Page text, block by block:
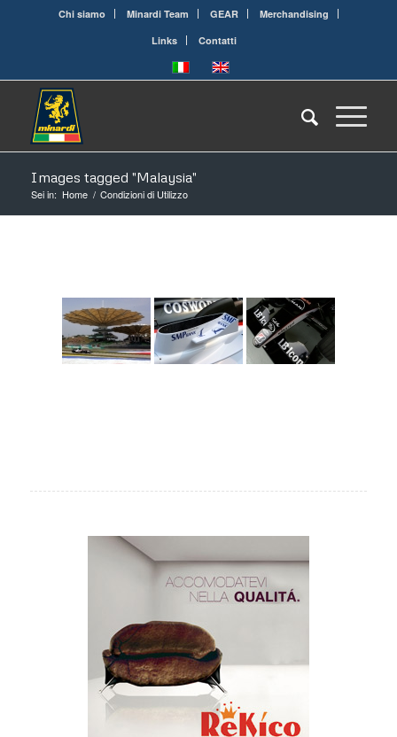
Chi siamo Minardi Team GEAR
Merchandising
Links
Contatti
Images tagged "Malaysia"
Sei in: Home / Condizioni di Utilizzo